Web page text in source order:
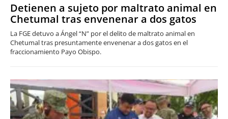
Detienen a sujeto por maltrato animal en
Chetumal tras envenenar a dos gatos
La FGE detuvo a Ángel “N” por el delito de maltrato animal en
Chetumal tras presuntamente envenenar a dos gatos en el
fraccionamiento Payo Obispo.